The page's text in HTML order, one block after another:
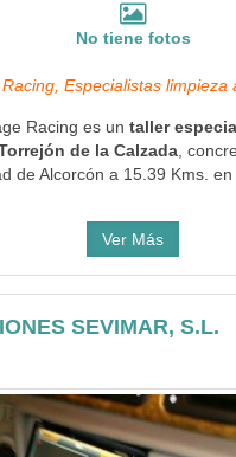
No tiene fotos
Especialistas limpieza
Racing es un taller
de la Calzada ,
de Alcorcón a 15.39 Kms. en
Ver Más
SEVIMAR, S.L.